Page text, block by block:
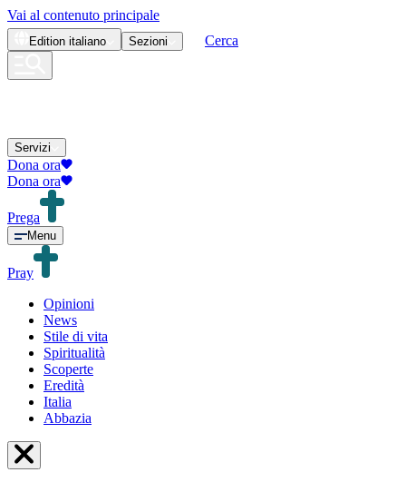
Vai al contenuto principale
Edition italiano Sezioni Cerca
Servizi
Dona ora
Dona ora
Prega
Menu
Pray
Opinioni
News
Stile di vita
Spiritualità
Scoperte
Eredità
Italia
Abbazia